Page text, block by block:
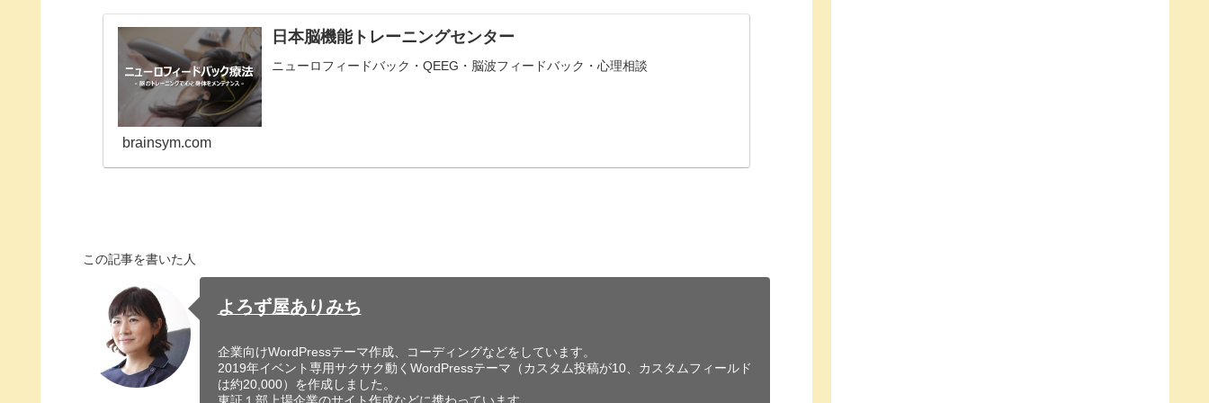
日本脳機能トレーニングセンター
ニューロフィードバック・QEEG・脳波フィードバック・心理相談
brainsym.com
この記事を書いた人
よろず屋ありみち
企業向けWordPressテーマ作成、コーディングなどをしています。
2019年イベント専用サクサク動くWordPressテーマ（カスタム投稿が10、カスタムフィールド
は約20,000）を作成しました。